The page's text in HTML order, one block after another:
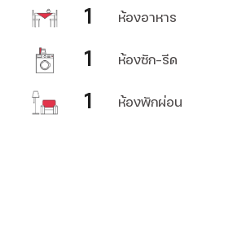
1 ห้องอาหาร
1 ห้องซัก-รีด
1 ห้องพักผ่อน